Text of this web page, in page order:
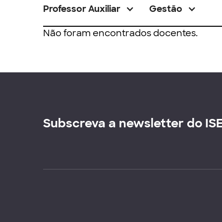
Professor Auxiliar Gestão
Não foram encontrados docentes.
Subscreva a newsletter do